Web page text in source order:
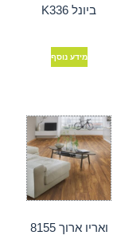
ביונל K336
מידע נוסף
ואריו ארוך 8155